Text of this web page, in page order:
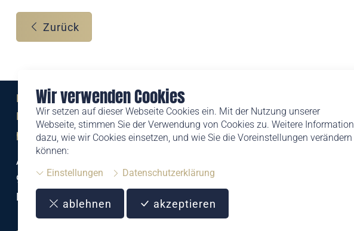
Wir verwenden Cookies
Wir setzen auf dieser Webseite Cookies ein. Mit der Nutzung unserer
Webseite, stimmen Sie der Verwendung von Cookies zu. Weitere Information
dazu, wie wir Cookies einsetzen, und wie Sie die Voreinstellungen verändern
können:
Einstellungen
Datenschutzerklärung
ablehnen akzeptieren
Zurück
Eine Marke der
Liechtensteinischen Post AG
post.li
Alte Zollstrasse 11
9494 Schaan
Liechtenstein
T +423 399 44 66